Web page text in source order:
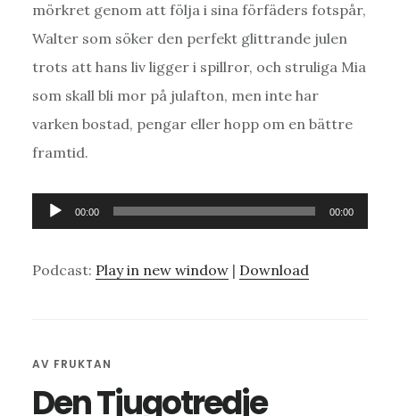
mörkret genom att följa i sina förfäders fotspår,
Walter som söker den perfekt glittrande julen
trots att hans liv ligger i spillror, och struliga Mia
som skall bli mor på julafton, men inte har
varken bostad, pengar eller hopp om en bättre
framtid.
Ljudspelare
00:00 00:00
Podcast: Play in new window| Download
AV FRUKTAN
Den Tjugotredje